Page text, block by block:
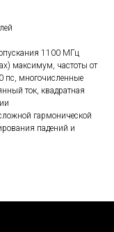
1100 МГц
максимум, частоты от
пс, многочисленные
ток, квадратная
гармонической
падений и